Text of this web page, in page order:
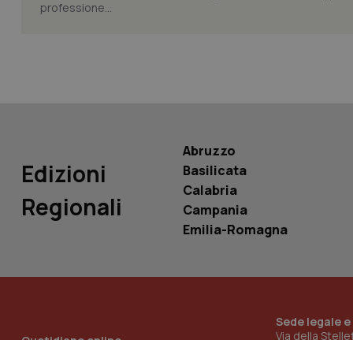
professione...
Edizioni
Regionali
Abruzzo
Basilicata
Calabria
Campania
Emilia-Romagna
Sede legale
Via della
_ga_KM60CM4NPH